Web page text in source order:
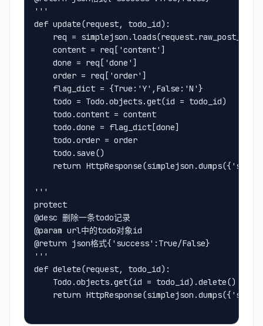
'''
def update(request, todo_id):
req =
    content = req['content']
    done = req['done']
    order = req['order']
    flag_dict = {True:'Y',False:'N'}
    todo = Todo.objects.get(id = todo_id)
    todo.content = content
    todo.done = flag_dict[done]
    todo.order = order
    todo.save()
return
'''
protect
@desc 删除一条todo记录
@param url中的todo对象id
@return json格式{'success':True/False}
'''
def delete(request, todo_id):
    Todo.objects.get(id = todo_id).delete()
return